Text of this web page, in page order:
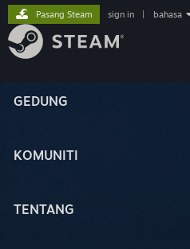
GEDUNG
KOMUNITI
TENTANG
Pasang Steam sign in bahasa